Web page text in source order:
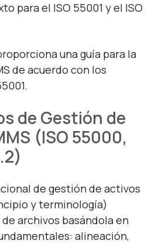
para el ISO 55001 y el ISO
una guía para la
de acuerdo con los
de Gestión de
(ISO 55000,
de gestión de activos
y terminología)
archivos basándola en
alineación,